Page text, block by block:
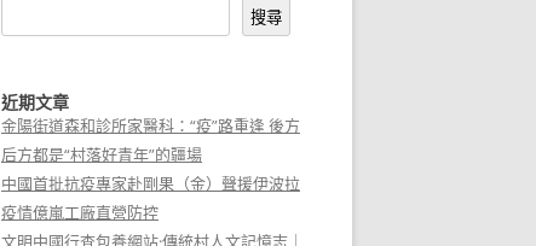
搜尋
近期文章
金陽街道森和診所家醫科：“疫”路重逢 後方
后方都是“村落好青年”的疆場
中國首批抗疫專家赴剛果（金）聲援伊波拉
疫情億嵐工廠直營防控
文明中國行查包養網站·傳統村人文記憶志｜